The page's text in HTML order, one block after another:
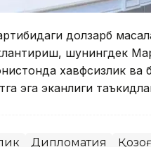
долзарб
шунингдек
хавфсизлик ва
эга эканлиги
Дипломатия